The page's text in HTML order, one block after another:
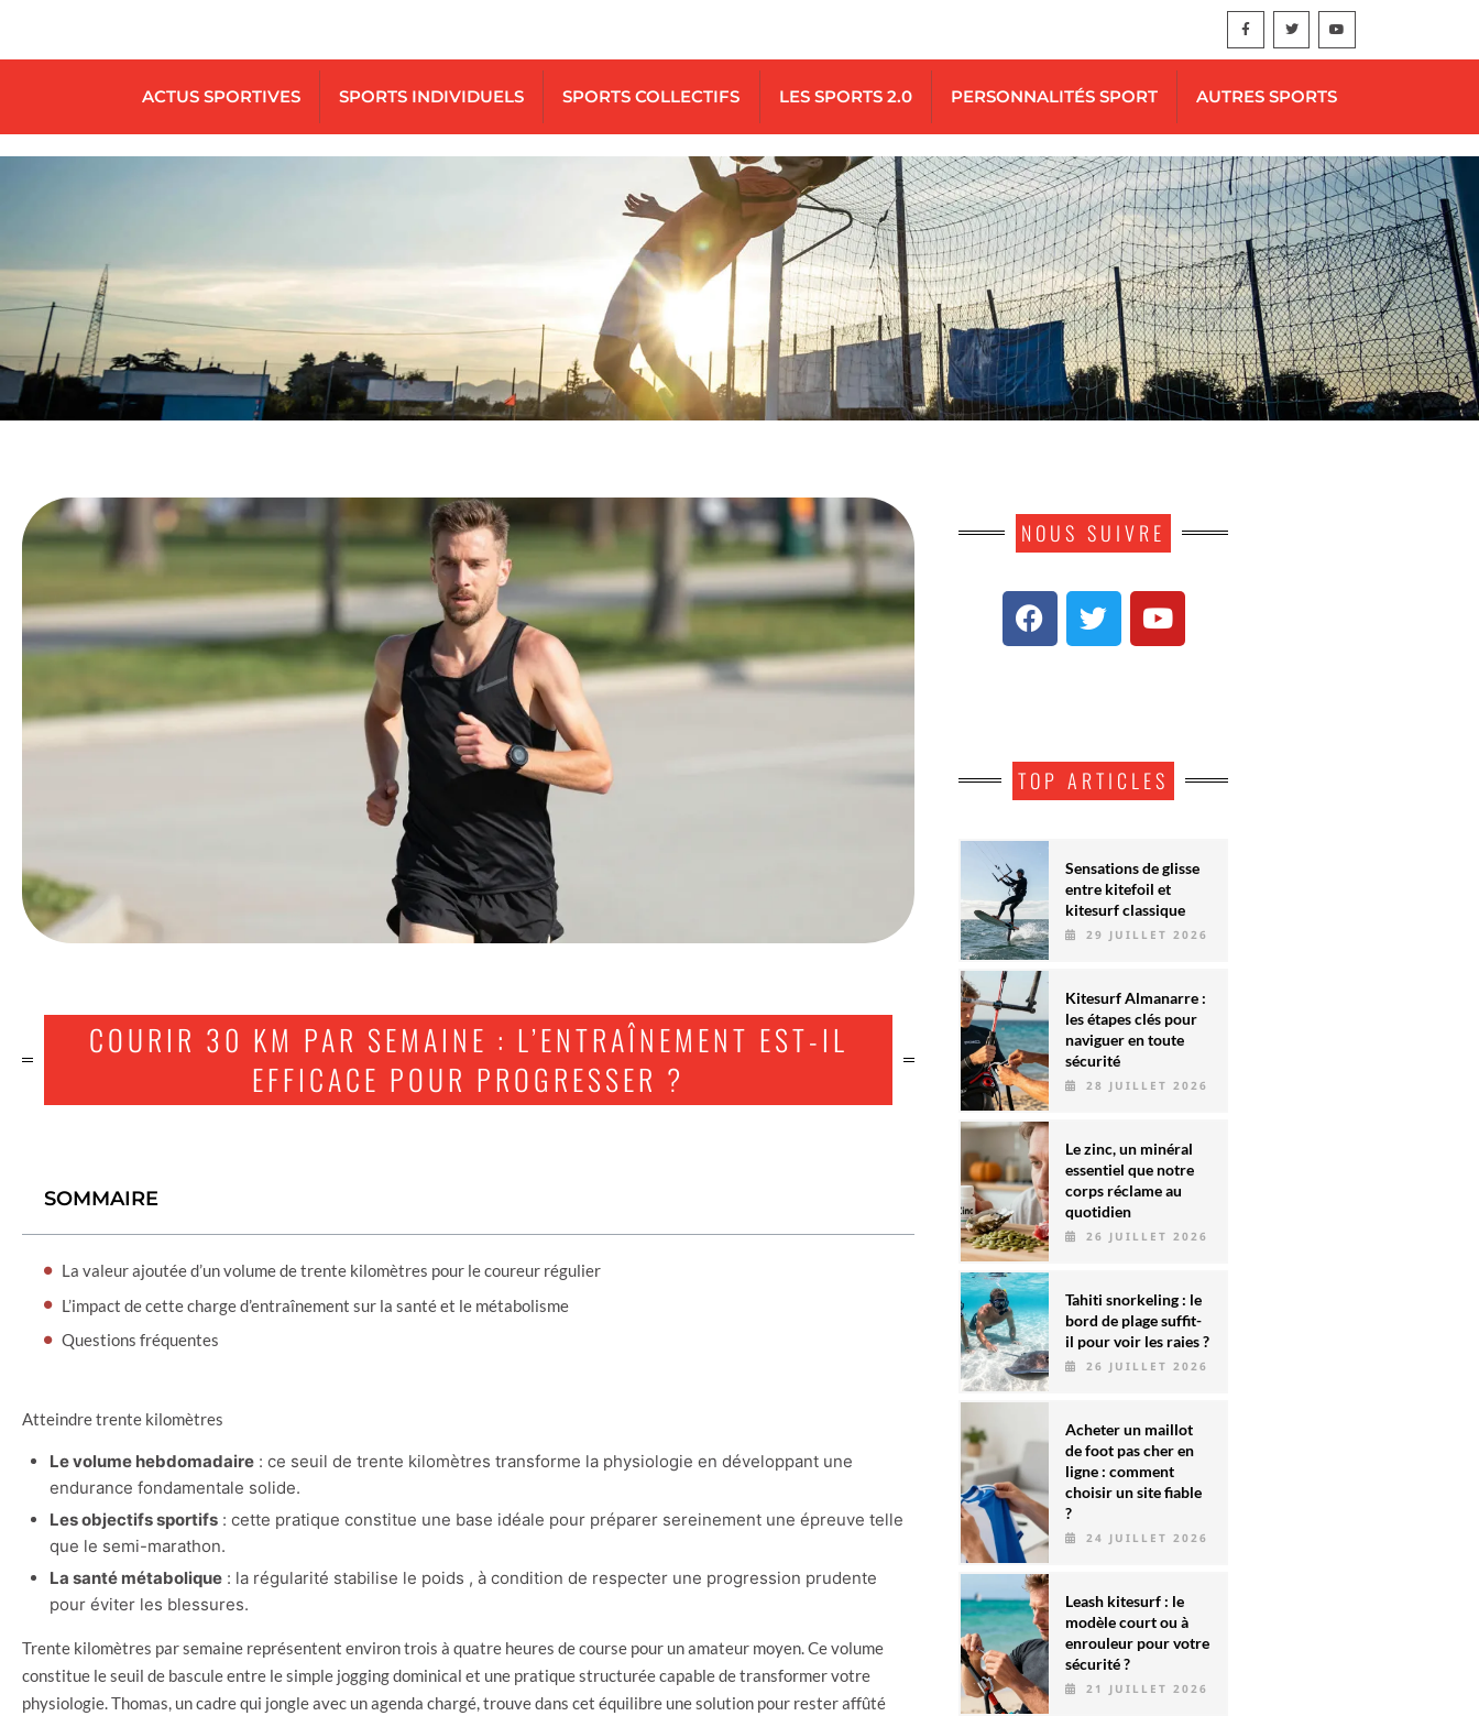
ACTUS SPORTIVES SPORTS INDIVIDUELS SPORTS COLLECTIFS LES SPORTS 2.0 PERSONNALITÉS SPORT AUTRES SPORTS
COURIR 30 KM PAR SEMAINE : L’ENTRAÎNEMENT EST-IL
EFFICACE POUR PROGRESSER ?
SOMMAIRE
La valeur ajoutée d’un volume de trente kilomètres pour le coureur régulier
L’impact de cette charge d’entraînement sur la santé et le métabolisme
Questions fréquentes
Atteindre trente kilomètres
Le volume hebdomadaire : ce seuil de trente kilomètres transforme la physiologie en développant une
endurance fondamentale solide.
Les objectifs sportifs : cette pratique constitue une base idéale pour préparer sereinement une épreuve telle
que le semi-marathon.
La santé métabolique : la régularité stabilise le poids , à condition de respecter une progression prudente
pour éviter les blessures.
Trente kilomètres par semaine représentent environ trois à quatre heures de course pour un amateur moyen. Ce volume
constitue le seuil de bascule entre le simple jogging dominical et une pratique structurée capable de transformer votre
physiologie. Thomas, un cadre qui jongle avec un agenda chargé, trouve dans cet équilibre une solution pour rester affûté
NOUS SUIVRE
TOP ARTICLES
Sensations de glisse
entre kitefoil et
kitesurf classique
29 JUILLET 2026
Kitesurf Almanarre :
les étapes clés pour
naviguer en toute
sécurité
28 JUILLET 2026
Le zinc, un minéral
essentiel que notre
corps réclame au
quotidien
26 JUILLET 2026
Tahiti snorkeling : le
bord de plage suffit-
il pour voir les raies ?
26 JUILLET 2026
Acheter un maillot
de foot pas cher en
ligne : comment
choisir un site fiable
?
24 JUILLET 2026
Leash kitesurf : le
modèle court ou à
enrouleur pour votre
sécurité ?
21 JUILLET 2026